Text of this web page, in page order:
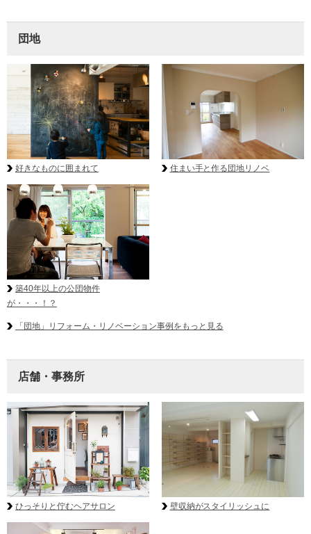
団地
好きなものに囲まれて 住まい手と作る団地リノベ
築40年以上の公団物件
が・・・！？
「団地」リフォーム・リノベーション事例をもっと見る
店舗・事務所
ひっそりと佇むヘアサロン 壁収納がスタイリッシュに